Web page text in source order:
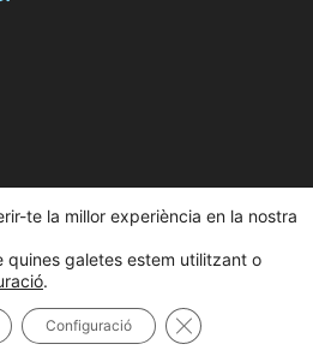
Servei d'Informàtica de Diputació d'Alacant
te la millor experiència en la nostra
quines galetes estem utilitzant o
.
Configuració Tanca el bàner